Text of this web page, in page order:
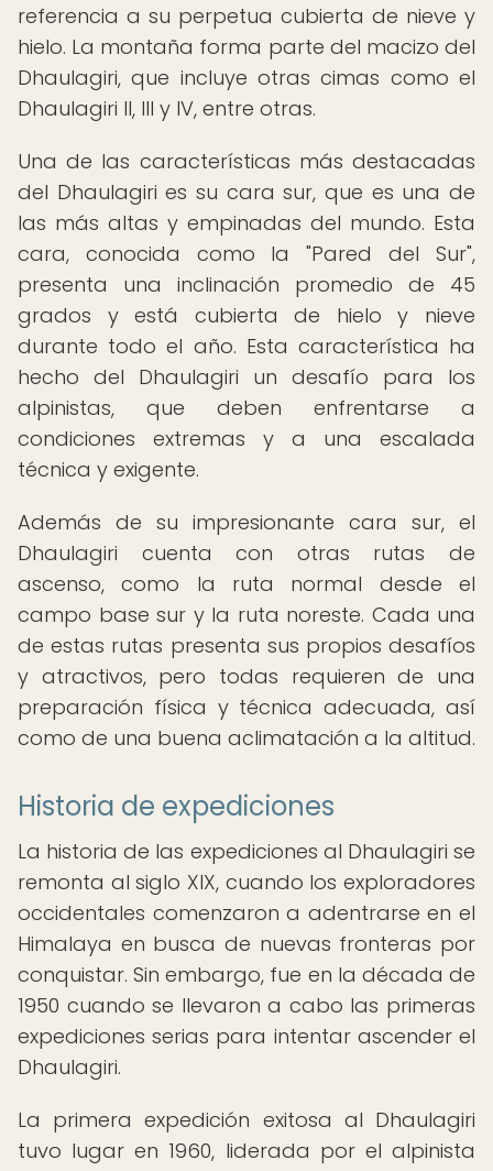
referencia a su perpetua cubierta de nieve y
hielo. La montaña forma parte del macizo del
Dhaulagiri, que incluye otras cimas como el
Dhaulagiri II, III y IV, entre otras.
Una de las características más destacadas
del Dhaulagiri es su cara sur, que es una de
las más altas y empinadas del mundo. Esta
cara, conocida como la "Pared del Sur",
presenta una inclinación promedio de 45
grados y está cubierta de hielo y nieve
durante todo el año. Esta característica ha
hecho del Dhaulagiri un desafío para los
alpinistas, que deben enfrentarse a
condiciones extremas y a una escalada
técnica y exigente.
Además de su impresionante cara sur, el
Dhaulagiri cuenta con otras rutas de
ascenso, como la ruta normal desde el
campo base sur y la ruta noreste. Cada una
de estas rutas presenta sus propios desafíos
y atractivos, pero todas requieren de una
preparación física y técnica adecuada, así
como de una buena aclimatación a la altitud.
Historia de expediciones
La historia de las expediciones al Dhaulagiri se
remonta al siglo XIX, cuando los exploradores
occidentales comenzaron a adentrarse en el
Himalaya en busca de nuevas fronteras por
conquistar. Sin embargo, fue en la década de
1950 cuando se llevaron a cabo las primeras
expediciones serias para intentar ascender el
Dhaulagiri.
La primera expedición exitosa al Dhaulagiri
tuvo lugar en 1960, liderada por el alpinista